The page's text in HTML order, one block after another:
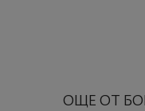
ОЩЕ ОТ